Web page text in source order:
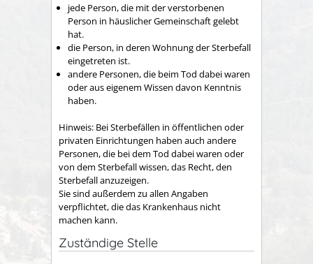
jede Person, die mit der verstorbenen
Person in häuslicher Gemeinschaft gelebt
hat.
die Person, in deren Wohnung der Sterbefall
eingetreten ist.
andere Personen, die beim Tod dabei waren
oder aus eigenem Wissen davon Kenntnis
haben.
Hinweis: Bei Sterbefällen in öffentlichen oder
privaten Einrichtungen haben auch andere
Personen, die bei dem Tod dabei waren oder
von dem Sterbefall wissen, das Recht, den
Sterbefall anzuzeigen.
Sie sind außerdem zu allen Angaben
verpflichtet, die das Krankenhaus nicht
machen kann.
Zuständige Stelle